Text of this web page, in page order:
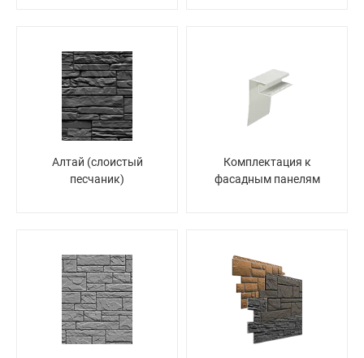
Алтай (слоистый
песчаник)
Комплектация к
фасадным панелям